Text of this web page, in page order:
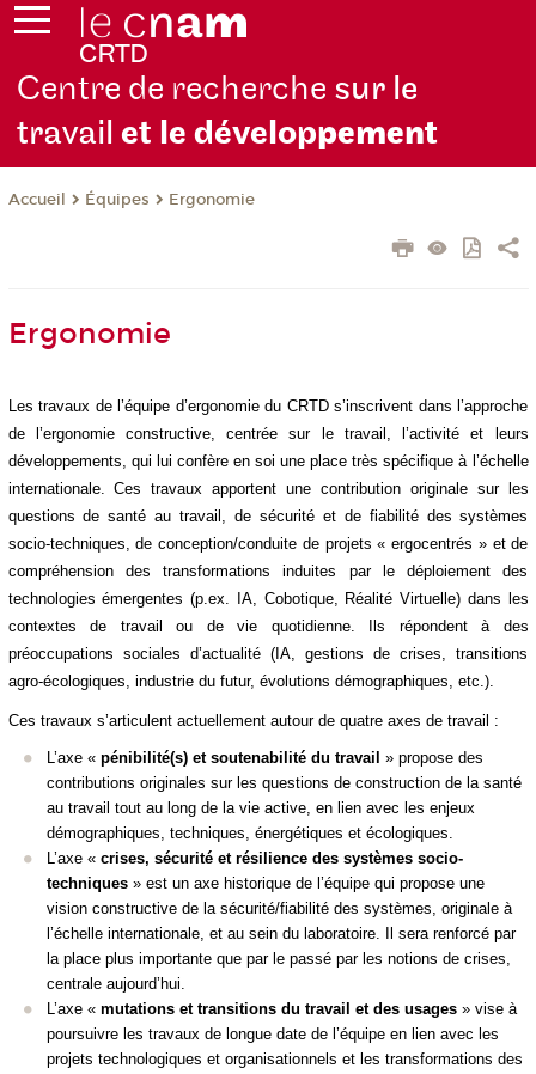
Centre de recherche sur le
travailet le développement
Accueil Équipes Ergonomie
Ergonomie
Les travaux de l’équipe d’ergonomie du CRTD s’inscrivent dans l’approche
de l’ergonomie constructive, centrée sur le travail, l’activité et leurs
développements, qui lui confère en soi une place très spécifique à l’échelle
internationale. Cestravaux apportent une contribution originale sur les
questions de santé au travail, de sécurité et de fiabilité des systèmes
socio-techniques, de conception/conduite de projets « ergocentrés » et de
compréhension des transformations induites par le déploiement des
technologies émergentes (p.ex. IA, Cobotique, Réalité Virtuelle) dans les
contextes de travail ou de vie quotidienne. Ils répondent à des
préoccupations sociales d’actualité (IA, gestions de crises, transitions
agro-écologiques, industrie du futur, évolutions démographiques, etc.).
Ces travaux s’articulent actuellementautour de quatre axes de travail :
L’axe « pénibilité(s) et soutenabilité du travail » propose des
contributions originales sur les questions de construction de la santé
au travail tout au long de la vie active, en lien avec les enjeux
démographiques, techniques, énergétiques et écologiques.
L’axe « crises, sécurité et résilience des systèmes socio-
techniques » est un axe historique de l’équipe qui propose une
vision constructive de la sécurité/fiabilité des systèmes, originale à
l’échelle internationale, et au sein du laboratoire. Il sera renforcé par
la place plus importante que par le passé par les notions de crises,
centrale aujourd’hui.
L’axe « mutations et transitions du travail et des usages » vise à
poursuivre les travaux de longue date de l’équipe en lien avec les
projets technologiques et organisationnels et les transformations des